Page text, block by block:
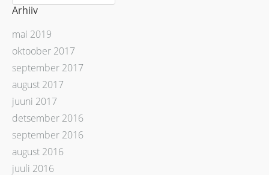
Arhiiv
mai 2019
oktoober 2017
september 2017
august 2017
juuni 2017
detsember 2016
september 2016
august 2016
juuli 2016